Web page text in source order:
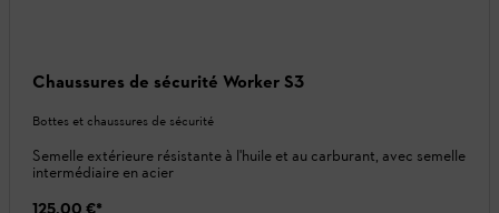
Chaussures de sécurité Worker S3
Bottes et chaussures de sécurité
Semelle extérieure résistante à l'huile et au carburant, avec semelle
intermédiaire en acier
125,00 €*